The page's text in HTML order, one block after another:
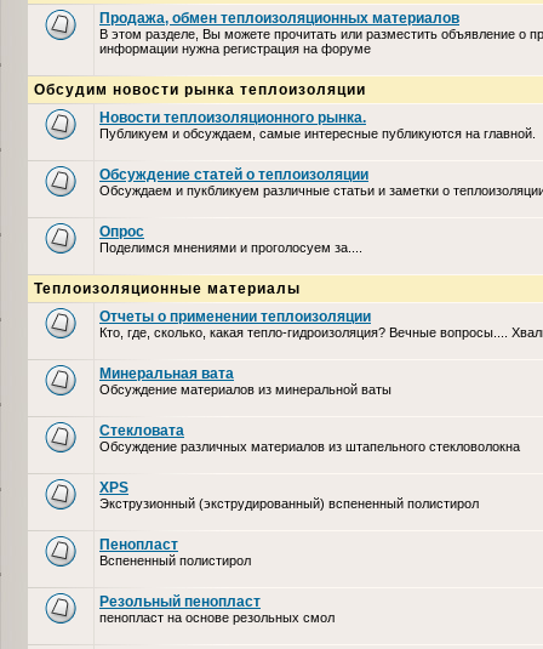
Продажа, обмен теплоизоляционных материалов
В этом разделе, Вы можете прочитать или разместить объявление о
информации нужна регистрация на форуме
Обсудим новости рынка теплоизоляции
Новости теплоизоляционного рынка.
Публикуем и обсуждаем, самые интересные публикуются на главной.
Обсуждение статей о теплоизоляции
Обсуждаем и пукбликуем различные статьи и заметки о
Опрос
Поделимся мнениями и проголосуем за....
Теплоизоляционные материалы
Отчеты о применении теплоизоляции
Кто, где, сколько, какая тепло-гидроизоляция? Вечные вопросы....
Минеральная вата
Обсуждение материалов из минеральной ваты
Стекловата
Обсуждение различных материалов из штапельного стекловолокна
XPS
Экструзионный (экструдированный) вспененный полистирол
Пенопласт
Вспененный полистирол
Резольный пенопласт
пенопласт на основе резольных смол